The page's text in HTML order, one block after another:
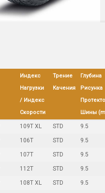
Индекс
Нагрузки
/ Индекс
Скорости
Трение
Качения
Глубина
Рисунка
Шины
109T XL STD 9.5
106T STD 9.5
107T STD 9.5
112T STD 9.5
108T XL STD 9.5